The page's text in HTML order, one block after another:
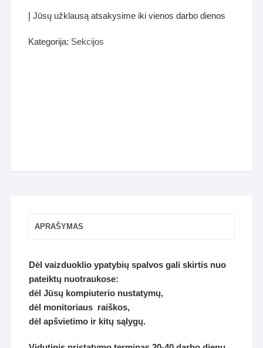
Į Jūsų užklausą atsakysime iki vienos darbo dienos
Kategorija: Sekcijos
APRAŠYMAS
Dėl vaizduoklio ypatybių spalvos gali skirtis nuo
pateiktų nuotraukose:
dėl Jūsų kompiuterio nustatymų,
dėl monitoriaus raiškos,
dėl apšvietimo ir kitų sąlygų.